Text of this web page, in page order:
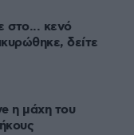
στο... κενό
δείτε
η μάχη του